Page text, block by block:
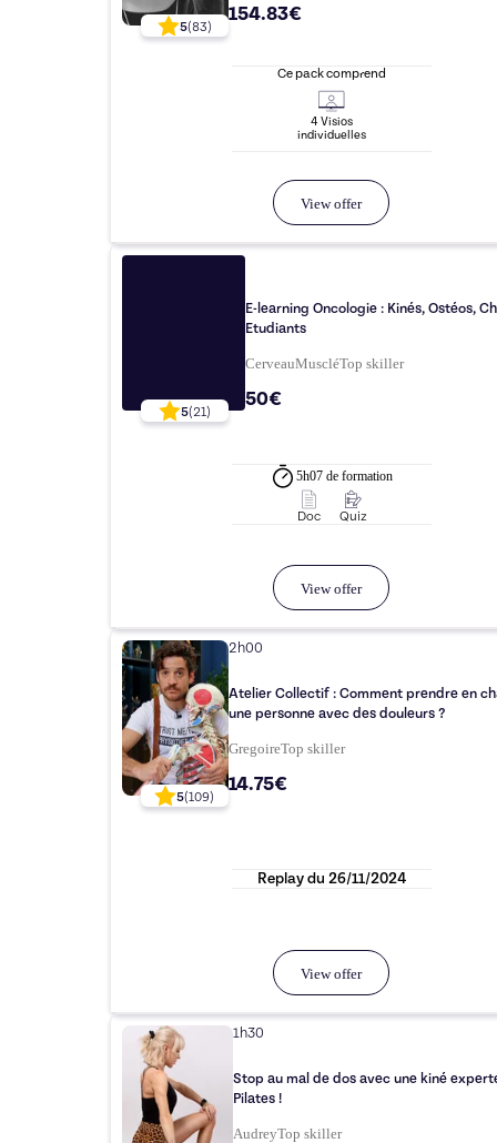
5(83)
154.83€
Ce pack comprend
4Visios
individuelles
View offer
5(21)
E-learning Oncologie : Kinés, Ostéos,
Etudiants
CerveauMuscléTop skiller
50€
5h07 de formation
Doc Quiz
View offer
5(109)
2h00
Atelier Collectif : Comment prendre en
une personne avec des douleurs ?
GregoireTop skiller
14.75€
Replay du 26/11/2024
View offer
1h30
Stop au mal de dos avec une kiné
Pilates !
AudreyTopskiller